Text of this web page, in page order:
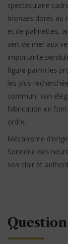
spectaculaire
bronzes dorés au
et de palmettes,
vert de mer aux
importante
figure parmi les
les plus
commun, son
fabrication en
ordre.
Mécanisme
Sonnerie des
son clair et